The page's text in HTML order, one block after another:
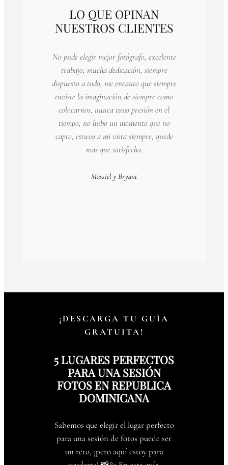
LO QUE OPINAN
NUESTROS CLIENTES
No pude elegir mejor fotógrafo, excelente
trabajo, mucha dedicación, siempre
dispuesto a todo, me encanto que siempre
tuviste la imaginación de siempre como
colocarnos, nunca tuvo presión en el
tiempo, no hubo un momento que no
capto, estuvo a mi vista siempre, quede
mas que satisfecha.
Massiel y Bryant
¡DESCARGA TU GUÍA
GRATUITA!
5 LUGARES PERFECTOS
PARA UNA SESIÓN
FOTOS EN REPUBLICA
DOMINICANA
Sabemos que elegir el lugar perfecto
para una sesión de fotos puede ser
un reto, ¡pero aquí estoy para